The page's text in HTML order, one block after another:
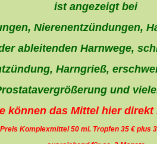
ist angezeigt bei
Nierenentzündungen,
ableitenden Harnwege,
Harngrieß,
und
können das Mittel hier direkt
Preis Komplexmittel 50 ml. Tropfen 35 € plus